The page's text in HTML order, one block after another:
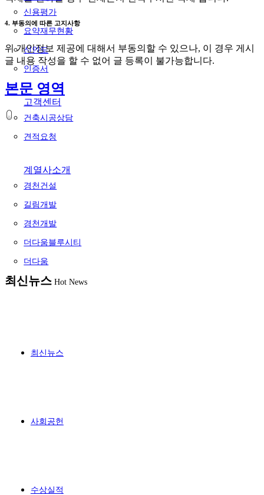
신용평가
요약재무현황
신인도
인증서
고객센터
건축시공상담
견적요청
계열사소개
경천건설
길림개발
경천개발
더다움블루시티
더다움
4. 부동의에 따른 고지사항
위 개인정보 제공에 대해서 부동의할 수 있으나, 이 경우 게시
글 내용 작성을 할 수 없어 글 등록이 불가능합니다.
본문 영역
최신뉴스
사회공헌
수상실적
최신뉴스 Hot News